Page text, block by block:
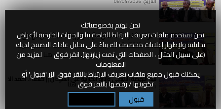
نحن نهتم بخصوصياتك
نحن نستخدم ملفات تعريف الارتباط الخاصة بنا والجهات الخارجية لأغراض
تحليلية ولإظهار إعلانات مخصصة لك بناءً على تحليل عادات التصفح لديك
(على سبيل المثال ، الصفحات التي تمت زيارتها). انقر فوق لمزيد من
المعلومات
يمكنك قبول جميع ملفات تعريف الارتباط بالنقر فوق الزر 'قبول' أو
تكوينها / رفضها بالنقر فوق
قبول
القواعد الشرعية للتعامل مع الأنهار || كلمة أ. حسين الهادي
التاريخ: 08/04/2026
سد النهضة الاثيوبي وآثاره الكارثية على السودان || كلمة أ. أحمد
التاريخ: 08/04/2026